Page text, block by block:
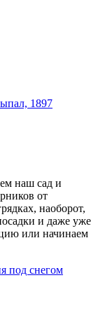
наш сад и
от
наоборот,
и даже уже
или начинаем